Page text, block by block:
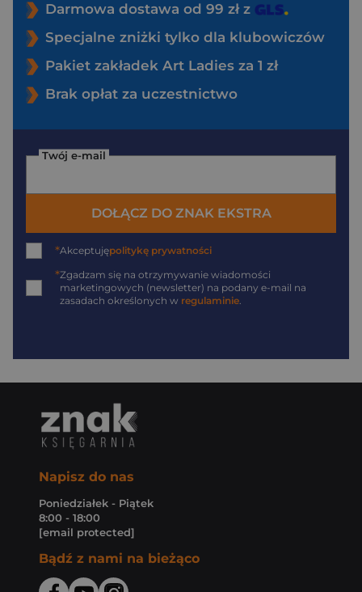
Darmowa dostawa od 99 zł z
Specjalne zniżki tylko dla klubowiczów
Pakiet zakładek Art Ladies za 1 zł
Brak opłat za uczestnictwo
Twój e-mail
DOŁĄCZ DO ZNAK EKSTRA
*Akceptujępolitykę prywatności
*Zgadzam się na otrzymywanie wiadomości
marketingowych (newsletter) na podany e-mail na
zasadach określonych w regulaminie.
Napisz do nas
Poniedziałek - Piątek
8:00 - 18:00
[email protected]
Bądź z nami na bieżąco